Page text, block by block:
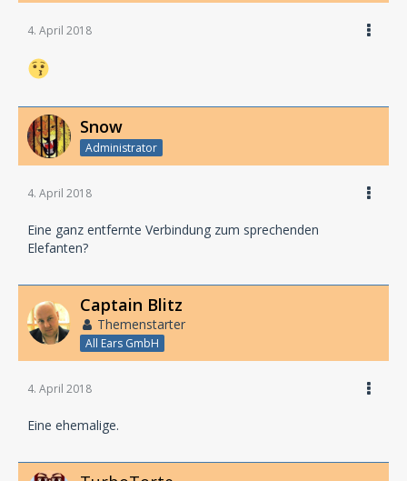
4. April 2018
Snow
Administrator
4. April 2018
Eine ganz entfernte Verbindung zum sprechenden
Elefanten?
Captain Blitz
Themenstarter
All Ears GmbH
4. April 2018
Eine ehemalige.